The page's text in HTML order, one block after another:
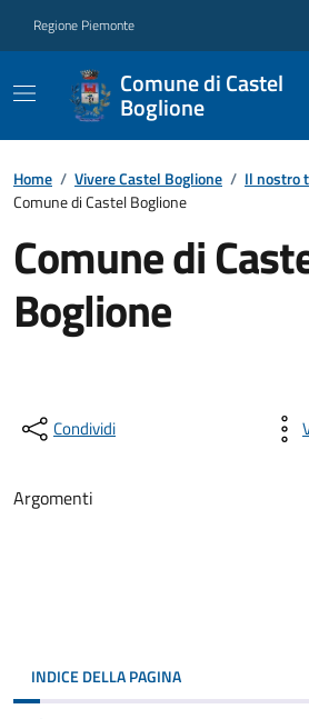
Regione Piemonte
Comune di Castel
Boglione
Home / Vivere Castel Boglione / Il nostro
Comune di Castel Boglione
Comune di
Boglione
Condividi
Argomenti
INDICE DELLA PAGINA